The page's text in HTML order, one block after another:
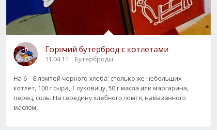
Горячий бутерброд с котлетами
11.04.11 Бутерброды
На 6—8 ломтей черного хлеба: столько же небольших
котлет, 100 г сыра, 1 луковицу, 50 г масла или маргарина,
перец, соль. На середину хлебного ломтя, намазанного
маслом,